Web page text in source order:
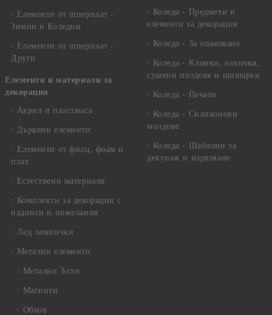
Елементи от шперплат -
Зимни и Коледни
Елементи от шперплат -
Други
Елементи и материали за
декорация
Акрил и пластмаса
Дървени елементи
Елементи от филц, фоам и
плат
Естествени материали
Комплекти за декорации с
надписи и пожелания
Лед лампички
Метални елементи
Метални Ъгли
Магнити
Обков
Коледа - Предмети и
елементи за декорация
Коледа - За опаковане
Коледа - Kлонки, елхички,
сушени плодове и шишарки
Коледа - Печати
Коледа - Силиконови
молдове
Коледа - Шаблони за
декупаж и изрязване